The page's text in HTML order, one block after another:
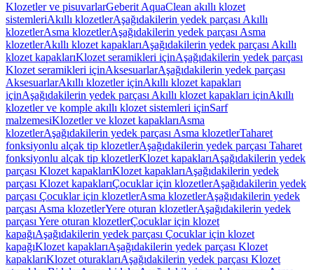
Klozetler ve pisuvarlarGeberit AquaClean akıllı klozet
sistemleriAkıllı klozetlerAşağıdakilerin yedek parçası Akıllı
klozetlerAsma klozetlerAşağıdakilerin yedek parçası Asma
klozetlerAkıllı klozet kapaklarıAşağıdakilerin yedek parçası Akıllı
klozet kapaklarıKlozet seramikleri içinAşağıdakilerin yedek parçası
Klozet seramikleri içinAksesuarlarAşağıdakilerin yedek parçası
AksesuarlarAkıllı klozetler içinAkıllı klozet kapakları
içinAşağıdakilerin yedek parçası Akıllı klozet kapakları içinAkıllı
klozetler ve komple akıllı klozet sistemleri içinSarf
malzemesiKlozetler ve klozet kapaklarıAsma
klozetlerAşağıdakilerin yedek parçası Asma klozetlerTaharet
fonksiyonlu alçak tip klozetlerAşağıdakilerin yedek parçası Taharet
fonksiyonlu alçak tip klozetlerKlozet kapaklarıAşağıdakilerin yedek
parçası Klozet kapaklarıKlozet kapaklarıAşağıdakilerin yedek
parçası Klozet kapaklarıÇocuklar için klozetlerAşağıdakilerin yedek
parçası Çocuklar için klozetlerAsma klozetlerAşağıdakilerin yedek
parçası Asma klozetlerYere oturan klozetlerAşağıdakilerin yedek
parçası Yere oturan klozetlerÇocuklar için klozet
kapağıAşağıdakilerin yedek parçası Çocuklar için klozet
kapağıKlozet kapaklarıAşağıdakilerin yedek parçası Klozet
kapaklarıKlozet oturaklarıAşağıdakilerin yedek parçası Klozet